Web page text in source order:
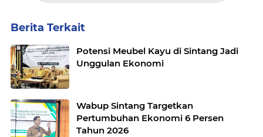
Berita Terkait
Potensi Meubel Kayu di Sintang Jadi
Unggulan Ekonomi
Wabup Sintang Targetkan
Pertumbuhan Ekonomi 6 Persen
Tahun 2026